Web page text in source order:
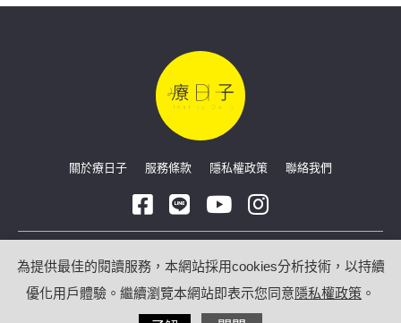
關於療日子 服務條款 隱私權政策 聯絡我們
Copyright © 2026 療日子 HealingDaily
/網站技術合作：光點數位科技
為提供最佳的閱讀服務，本網站採用cookies分析技術，以持續
優化用戶體驗。繼續瀏覽本網站即表示您同意隱私權政策 。